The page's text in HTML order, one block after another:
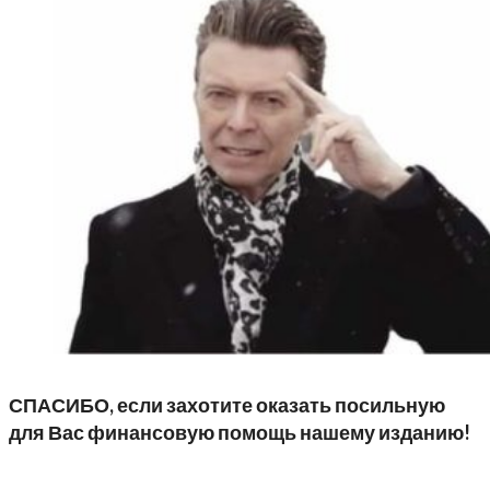
СПАСИБО, если захотите оказать посильную
для Вас финансовую помощь нашему изданию!